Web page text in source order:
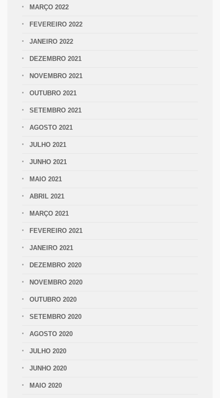
MARÇO 2022
FEVEREIRO 2022
JANEIRO 2022
DEZEMBRO 2021
NOVEMBRO 2021
OUTUBRO 2021
SETEMBRO 2021
AGOSTO 2021
JULHO 2021
JUNHO 2021
MAIO 2021
ABRIL 2021
MARÇO 2021
FEVEREIRO 2021
JANEIRO 2021
DEZEMBRO 2020
NOVEMBRO 2020
OUTUBRO 2020
SETEMBRO 2020
AGOSTO 2020
JULHO 2020
JUNHO 2020
MAIO 2020